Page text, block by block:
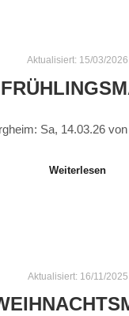
Aktualisiert: 15/03/2026
Sa, 14.03.26
Weiterlesen
Aktualisiert: 16/11/2025